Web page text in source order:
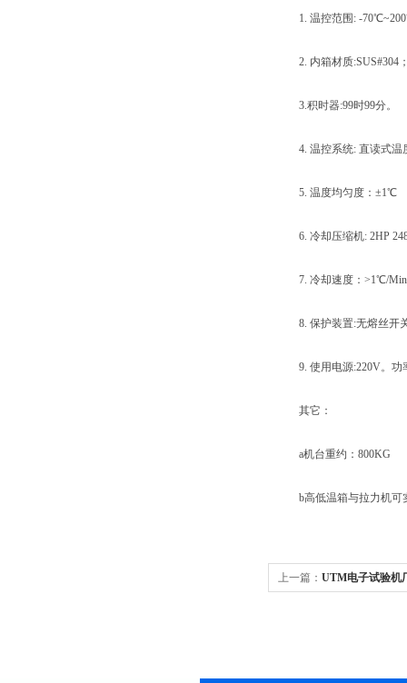
1. 温控范围: -
2. 内箱材质:SUS#304；
3.积时器:99时99分。
4. 温控系统: 直读式温
5. 温度均匀度：±1℃
6. 冷却压缩机: 2HP
7. 冷却速度：>1℃/Min
8. 保护装置:无熔丝开关
9. 使用电源:220V。功
其它：
a机台重约：800KG
b高低温箱与拉力机可
上一篇： UTM电子试验机